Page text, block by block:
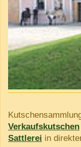
Verkaufskutschen
Sattlerei in